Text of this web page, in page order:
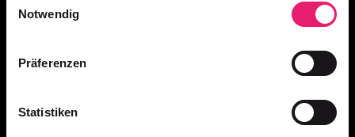
Notwendig
Präferenzen
Statistiken